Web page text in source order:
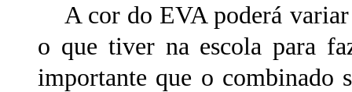
A cor do EVA poderá variar
o que tiver na escola para
importante que o combinado